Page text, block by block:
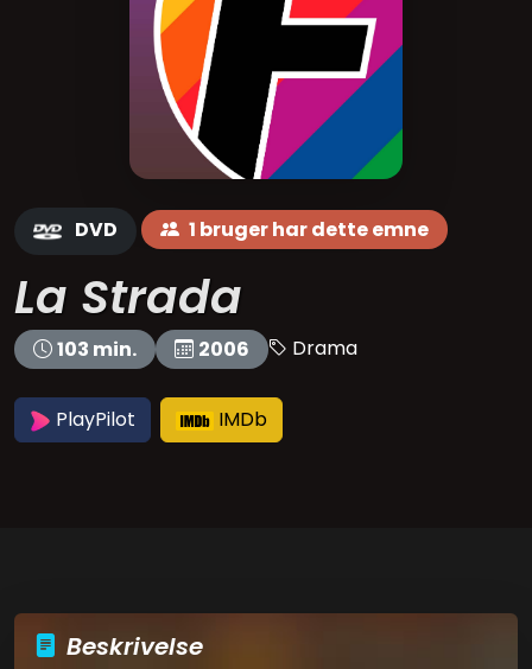
DVD 1 bruger har dette emne
La Strada
103 min. 2006 Drama
PlayPilot IMDb
Beskrivelse